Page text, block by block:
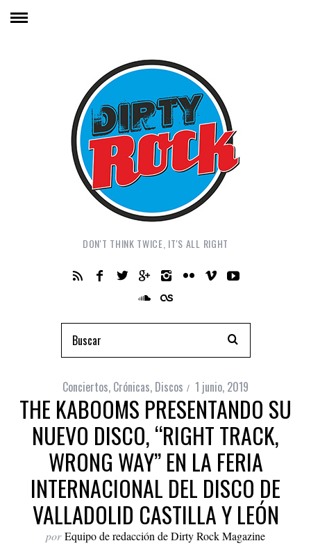
DON'T THINK TWICE, IT'S ALL RIGHT
Conciertos, Crónicas, Discos 1 junio, 2019
THE KABOOMS PRESENTANDO SU
NUEVO DISCO, “RIGHT TRACK,
WRONG WAY” EN LA FERIA
INTERNACIONAL DEL DISCO DE
VALLADOLID CASTILLA Y LEÓN
por Equipo de redacción de Dirty Rock Magazine